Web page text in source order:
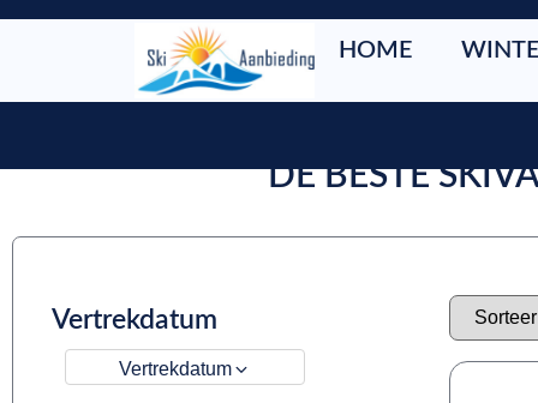
HOME
DE BESTE
Vertrekdatum
Vertrekdatum